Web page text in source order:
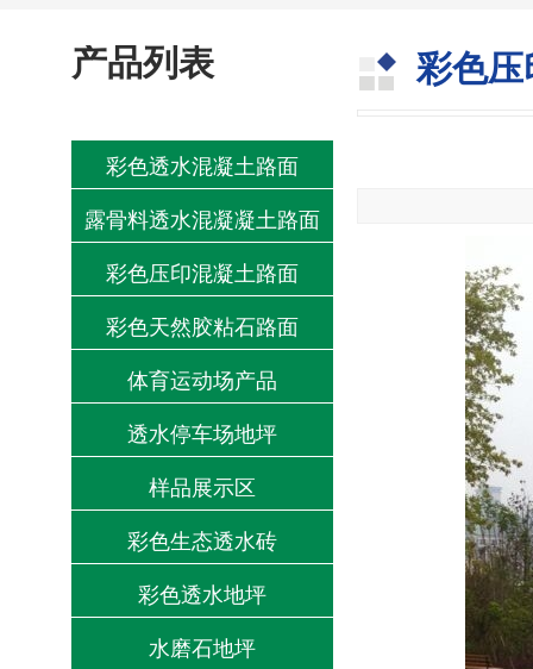
产品列表
彩色透水混凝土路面
露骨料透水混凝凝土路面
彩色压印混凝土路面
彩色天然胶粘石路面
体育运动场产品
透水停车场地坪
样品展示区
彩色生态透水砖
彩色透水地坪
水磨石地坪
彩色压